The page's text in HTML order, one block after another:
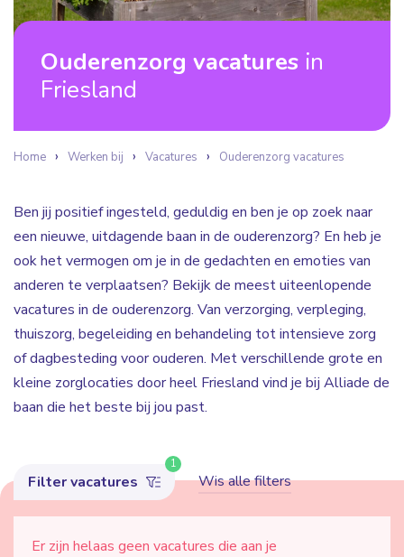
Ouderenzorg vacatures in
Friesland
Home Werken bij Vacatures Ouderenzorg vacatures
Ben jij positief ingesteld, geduldig en ben je op zoek naar
een nieuwe, uitdagende baan in de ouderenzorg? En heb je
ook het vermogen om je in de gedachten en emoties van
anderen te verplaatsen? Bekijk de meest uiteenlopende
vacatures in de ouderenzorg. Van verzorging, verpleging,
thuiszorg, begeleiding en behandeling tot intensieve zorg
of dagbesteding voor ouderen. Met verschillende grote en
kleine zorglocaties door heel Friesland vind je bij Alliade de
baan die het beste bij jou past.
Filter vacatures
1
Wis alle filters
Er zijn helaas geen vacatures die aan je